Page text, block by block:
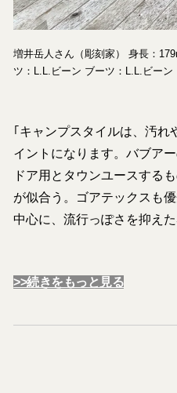
増井岳人さん（彫刻家） 身長：
ツ：L.L.ビーン ブーツ：L.L.ビーン
｢キャンプスタイルは、汚
イントになります。バブア
ドア用とタウンユースする
が似合う。ゴアテックスも
中心に、流行っぽさを抑え
>>続きをもっと見る